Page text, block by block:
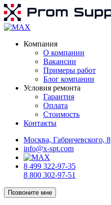
Компания
О компании
Вакансии
Примеры работ
Блог компании
Условия ремонта
Гарантия
Оплата
Стоимость
Контакты
Москва, Габричевского, 8
info@x-spt.com
8 499 322-97-35
8 800 302-97-51
Позвоните мне